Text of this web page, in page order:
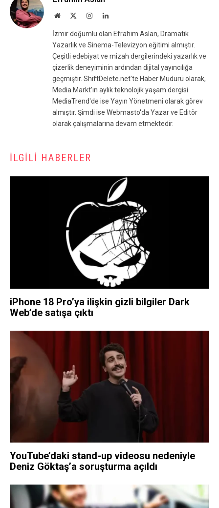
Website InstagramLinkedIn
İzmir doğumlu olan Efrahim Aslan, Dramatik
Yazarlık ve Sinema-Televizyon eğitimi almıştır.
Çeşitli edebiyat ve mizah dergilerindeki yazarlık ve
çizerlik deneyiminin ardından dijital yayıncılığa
geçmiştir. ShiftDelete.net'te Haber Müdürü olarak,
Media Markt'ın aylık teknolojik yaşam dergisi
MediaTrend'de ise Yayın Yönetmeni olarak görev
almıştır. Şimdi ise Webmasto'da Yazar ve Editör
olarak çalışmalarına devam etmektedir.
İLGILI HABERLER
iPhone 18 Pro’ya ilişkin gizli bilgiler Dark
Web’de satışa çıktı
YouTube’daki stand-up videosu nedeniyle
Deniz Göktaş’a soruşturma açıldı